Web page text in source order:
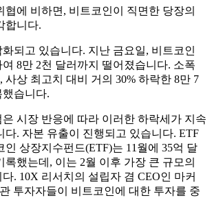
협에 비하면, 비트코인이 직면한 당장의
합니다.
되고 있습니다. 지난 금요일, 비트코인
8만 2천 달러까지 떨어졌습니다. 소폭
사상 최고치 대비 거의 30% 하락한 8만 7
습니다.
시장 반응에 따라 이러한 하락세가 지속
다. 자본 유출이 진행되고 있습니다. ETF
인 ​​상장지수펀드(ETF)는 11월에 35억 달
록했는데, 이는 2월 이후 가장 큰 규모의
. 10X 리서치의 설립자 겸 CEO인 마커
투자자들이 비트코인에 대한 투자를 중